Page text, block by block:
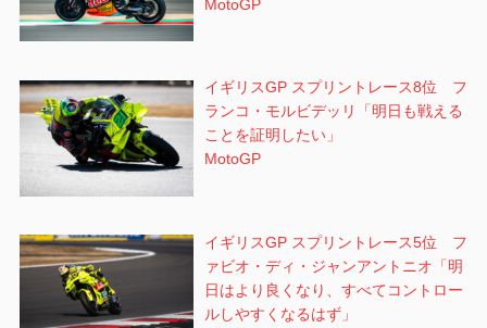
MotoGP
イギリスGP スプリントレース8位 フ
ランコ・モルビデッリ「明日も戦える
ことを証明したい」
MotoGP
イギリスGP スプリントレース5位 フ
ァビオ・ディ・ジャンアントニオ「明
日はより良くなり、すべてコントロー
ルしやすくなるはず」